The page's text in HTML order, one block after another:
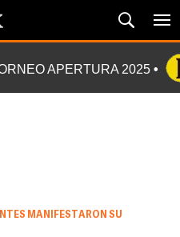
APERTURA 2025
MANIFESTARON SU